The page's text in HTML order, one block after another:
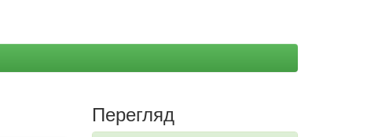
Перегляд